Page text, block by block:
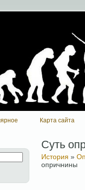
Карта сайта
Суть
История »
опричнины